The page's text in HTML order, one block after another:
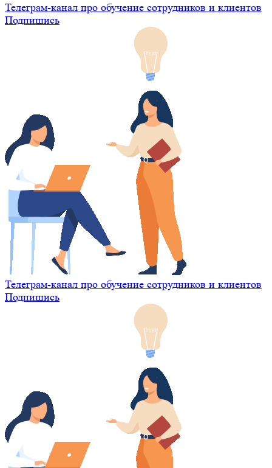
Телеграм-канал про обучение сотрудников и клиентов
Подпишись
Телеграм-канал про обучение сотрудников и клиентов
Подпишись